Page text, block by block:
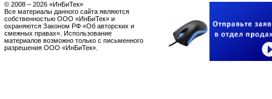
© 2008 – 2026 «ИнБиТек»
Все материалы данного сайта являются
собственностью ООО «ИнБиТек» и
охраняются Законом РФ «Об авторских и
смежных правах». Использование
материалов возможно только с письменного
разрешения ООО «ИнБиТек».